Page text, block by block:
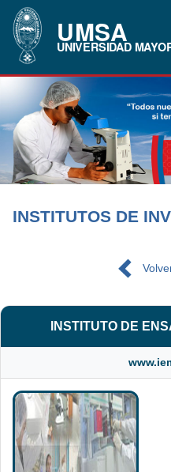
UMSA
UNIVERSIDAD
INSTITUTOS DE
INSTITUTO DE